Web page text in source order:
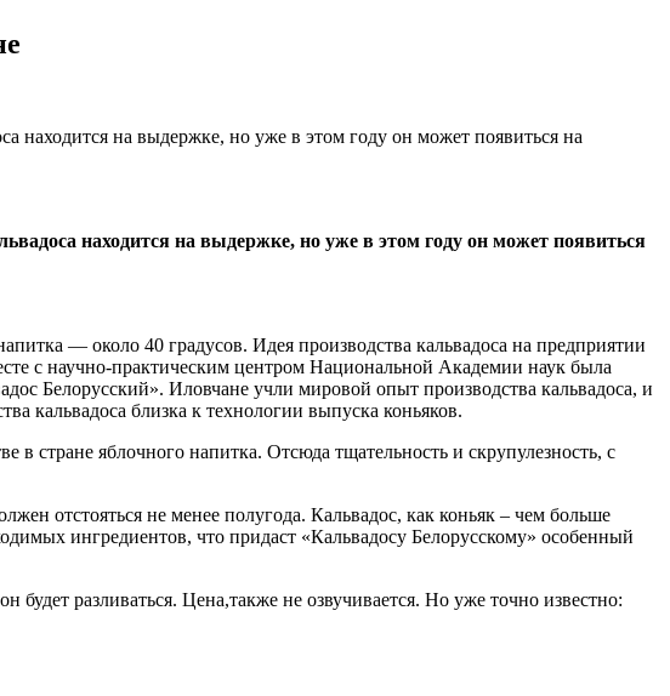
находится на выдержке, но уже в этом году он может появиться на
находится на выдержке, но уже в этом году он может появиться
— около 40 градусов. Идея производства кальвадоса на предприятии
с научно-практическим центром Национальной Академии наук была
Белорусский». Иловчане учли мировой опыт производства кальвадоса, и
кальвадоса близка к технологии выпуска коньяков.
стране яблочного напитка. Отсюда тщательность и скрупулезность, с
отстояться не менее полугода. Кальвадос, как коньяк – чем больше
ингредиентов, что придаст «Кальвадосу Белорусскому» особенный
разливаться. Цена,также не озвучивается. Но уже точно известно: